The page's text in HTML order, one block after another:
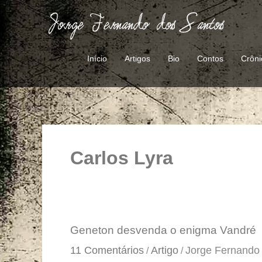
Ir
para
conteúdo
Início Artigos Bio Contos
Carlos Lyra
Geneton desvenda o enigma Vandré
11 Comentários /Artigo /Jorge
Geneton
o